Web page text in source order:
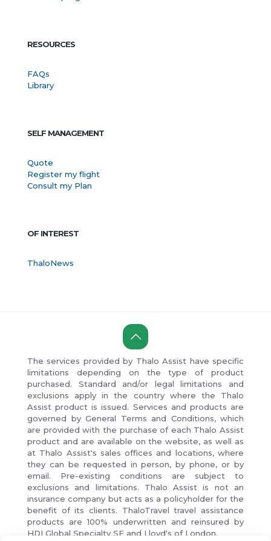
RESOURCES
FAQs
Library
SELF MANAGEMENT
Quote
Register my flight
Consult my Plan
OF INTEREST
ThaloNews
The services provided by Thalo Assist have specific
limitations depending on the type of product
purchased. Standard and/or legal limitations and
exclusions apply in the country where the Thalo
Assist product is issued. Services and products are
governed by General Terms and Conditions, which
are provided with the purchase of each Thalo Assist
product and are available on the website, as well as
at Thalo Assist's sales offices and locations, where
they can be requested in person, by phone, or by
email. Pre-existing conditions are subject to
exclusions and limitations. Thalo Assist is not an
insurance company but acts as a policyholder for the
benefit of its clients. ThaloTravel travel assistance
products are 100% underwritten and reinsured by
HDI Global Specialty SE and Lloyd's of London.